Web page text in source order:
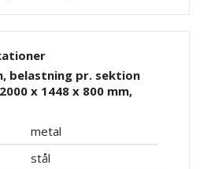
belastning pr. sektion
x 1448 x 800 mm,
metal
stål